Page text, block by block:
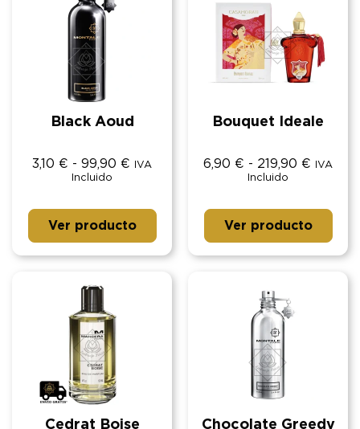
Black Aoud
3,10 € - 99,90 €
IVA
Incluido
Ver producto
Bouquet Ideale
6,90 € - 219,90 €
IVA
Incluido
Ver producto
Cedrat Boise Chocolate Greedy